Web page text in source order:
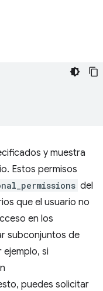
y muestra
Estos permisos
del
que el usuario no
en los
subconjuntos de
si
puedes solicitar